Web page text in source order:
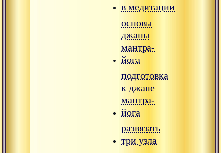
в медитации
основы
джапы
мантра-
йога
подготовка
к джапе
мантра-
йога
развязать
три узла